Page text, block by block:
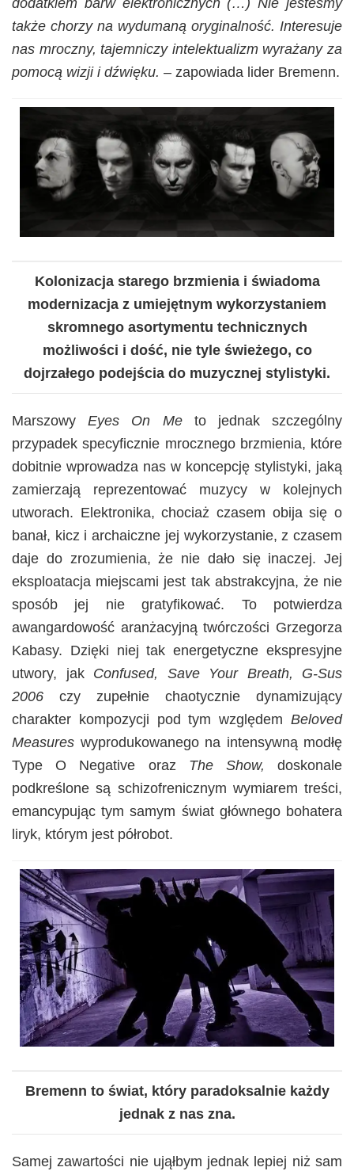
dodatkiem barw elektronicznych (…) Nie jesteśmy
także chorzy na wydumaną oryginalność. Interesuje
nas mroczny, tajemniczy intelektualizm wyrażany za
pomocą wizji i dźwięku. – zapowiada lider Bremenn.
Kolonizacja starego brzmienia i świadoma
modernizacja z umiejętnym wykorzystaniem
skromnego asortymentu technicznych
możliwości i dość, nie tyle świeżego, co
dojrzałego podejścia do muzycznej stylistyki.
MarszowyEyes On Meto jednak szczególny
przypadek specyficznie mrocznego brzmienia, które
dobitnie wprowadza nas w koncepcję stylistyki, jaką
zamierzają reprezentować muzycy w kolejnych
utworach. Elektronika, chociaż czasem obija się o
banał, kicz i archaiczne jej wykorzystanie, z czasem
daje do zrozumienia, że nie dało się inaczej. Jej
eksploatacja miejscami jest tak abstrakcyjna, że nie
sposób jej nie gratyfikować. To potwierdza
awangardowość aranżacyjną twórczości Grzegorza
Kabasy. Dzięki niej tak energetyczne ekspresyjne
utwory, jak Confused, Save Your Breath, G-Sus
2006 czy zupełnie chaotycznie dynamizujący
charakter kompozycji pod tym względem Beloved
Measures wyprodukowanego na intensywną modłę
Type O Negative oraz The Show, doskonale
podkreślone są schizofrenicznym wymiarem treści,
emancypując tym samym świat głównego bohatera
liryk, którym jest półrobot.
Bremenn to świat, który paradoksalnie każdy
jednak z nas zna.
Samej zawartości nie ująłbym jednak lepiej niż sam